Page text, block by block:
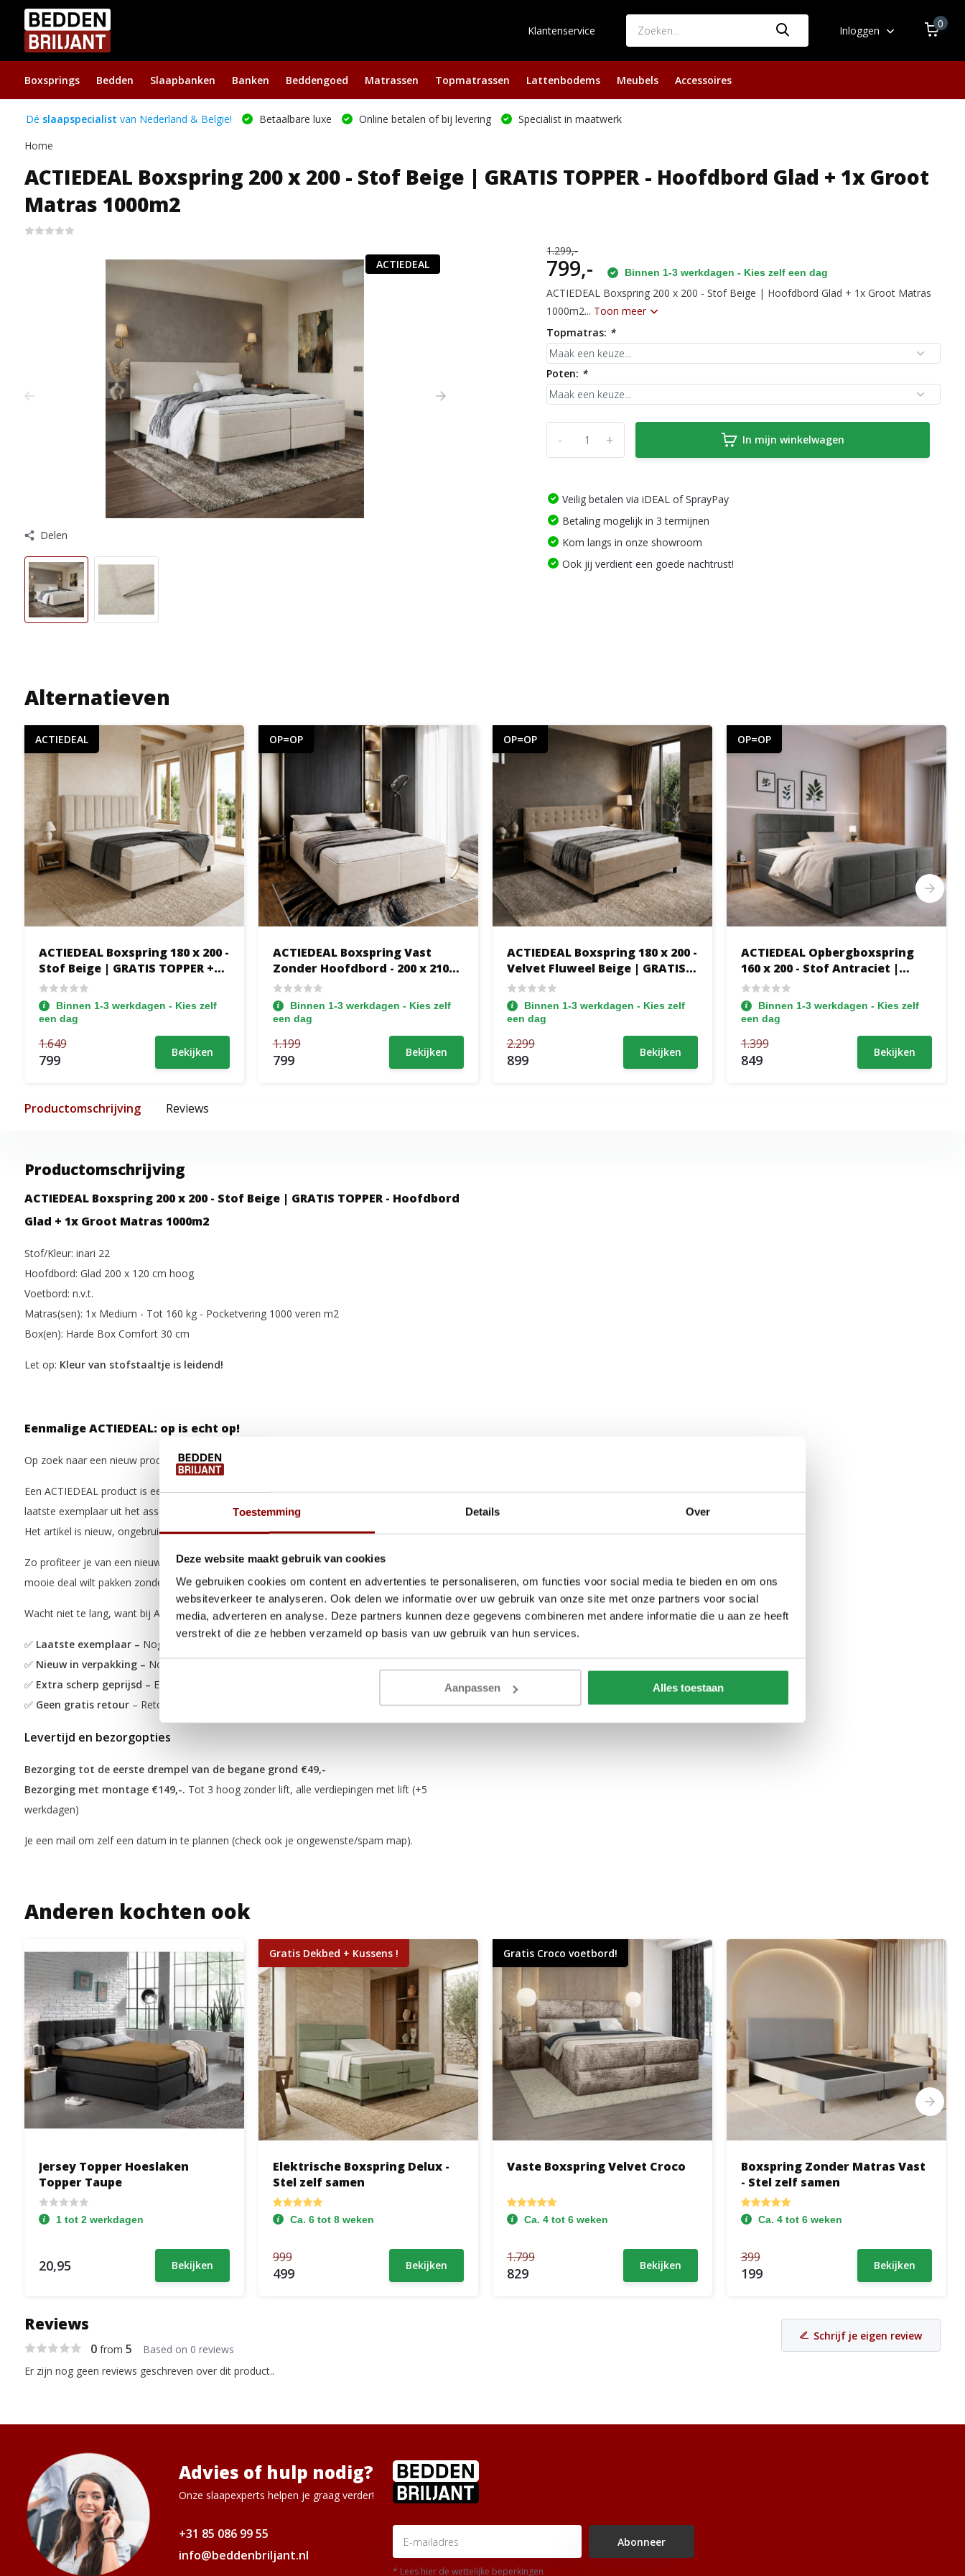
Toestemming Details Over
Deze website maakt gebruik van cookies
We gebruiken cookies om content en advertenties te personaliseren, om functies voor social media te bieden en om ons
websiteverkeer te analyseren. Ook delen we informatie over uw gebruik van onze site met onze partners voor social
media, adverteren en analyse. Deze partners kunnen deze gegevens combineren met andere informatie die u aan ze heeft
verstrekt of die ze hebben verzameld op basis van uw gebruik van hun services.
Aanpassen Alles toestaan
Klantenservice Inloggen
0
Boxsprings Bedden Slaapbanken Banken Beddengoed Matrassen Topmatrassen Lattenbodems Meubels Accessoires
Dé slaapspecialist van Nederland & België! Betaalbare luxe Online betalen of bij levering
Specialist in maatwerk
Home
ACTIEDEAL Boxspring 200 x 200 - Stof Beige | GRATIS TOPPER - Hoofdbord Glad + 1x Groot
Matras 1000m2
ACTIEDEAL
Delen
1.299,-
799,- Binnen 1-3 werkdagen - Kies zelf een dag
ACTIEDEAL Boxspring 200 x 200 - Stof Beige | Hoofdbord Glad + 1x Groot Matras
1000m2... Toon meer
Topmatras: *
Poten: *
+
- In mijn winkelwagen
Veilig betalen via iDEAL of SprayPay
Betaling mogelijk in 3 termijnen
Kom langs in onze showroom
Ook jij verdient een goede nachtrust!
Alternatieven
ACTIEDEAL
ACTIEDEAL Boxspring 180 x 200 -
Stof Beige | GRATIS TOPPER +
Hoofdbord 9-Baans Verticaal +
Medium Pocket Matrassen tot
120 kg
Binnen 1-3 werkdagen - Kies zelf
een dag
1.649
799 Bekijken
OP=OP
ACTIEDEAL Boxspring Vast
Zonder Hoofdbord - 200 x 210
Ecru | 30 cm Boxen - Incl 500 m2
Pocketvering matrassen
Binnen 1-3 werkdagen - Kies zelf
een dag
1.199
799 Bekijken
OP=OP
ACTIEDEAL Boxspring 180 x 200 -
Velvet Fluweel Beige | GRATIS
TOPPER - Hoofdbord Knopen +
1x Groot Matras Stevig
Binnen 1-3 werkdagen - Kies zelf
een dag
2.299
899 Bekijken
OP=OP
ACTIEDEAL Opbergboxspring
160 x 200 - Stof Antraciet |
GRATIS TOPPER - Hoofdbord +
Voetbord Levi - Incl.
Pocketvering
Binnen 1-3 werkdagen - Kies zelf
een dag
1.399
849 Bekijken
Productomschrijving Reviews
Productomschrijving
ACTIEDEAL Boxspring 200 x 200 - Stof Beige | GRATIS TOPPER - Hoofdbord
Glad + 1x Groot Matras 1000m2
Stof/Kleur: inari 22
Hoofdbord: Glad 200 x 120 cm hoog
Voetbord: n.v.t.
Matras(sen): 1x Medium - Tot 160 kg - Pocketvering 1000 veren m2
Box(en): Harde Box Comfort 30 cm
Let op: Kleur van stofstaaltje is leidend!
Eenmalige ACTIEDEAL: op is echt op!
Op zoek naar een nieuw product voor een extra scherpe prijs?
Een ACTIEDEAL product is een artikel waarvan nog slechts een op voorraad zijn. Denk aan een
laatste exemplaar uit het assortiment of een product dat wel is besteld, maar nooit is afgehaald.
Het artikel is nieuw, ongebruikt en zit nog in de originele verpakking.
Zo profiteer je van een nieuw product met extra korting. Ideaal als je snel wilt schakelen en een
mooie deal wilt pakken zonder in te leveren op kwaliteit.
Wacht niet te lang, want bij ACTIEDEAL producten geldt: op is echt op.
✅ Laatste exemplaar – Nog maar een of enkele stuks beschikbaar en niet na te bestellen
✅ Nieuw in verpakking – Nooit gebruikt en direct leverbaar
✅ Extra scherp geprijsd – Een nieuw product voor een lagere prijs
✅ Geen gratis retour– Retour mogelijk voor €99,-
Levertijd en bezorgopties
Bezorging tot de eerste drempel van de begane grond €49,-
Bezorging met montage €149,-. Tot 3 hoog zonder lift, alle verdiepingen met lift (+5
werkdagen)
Je een mail om zelf een datum in te plannen (check ook je ongewenste/spam map).
Anderen kochten ook
Jersey Topper Hoeslaken
Topper Taupe
1 tot 2 werkdagen
20,95 Bekijken
Gratis Dekbed + Kussens !
Elektrische Boxspring Delux -
Stel zelf samen
Ca. 6 tot 8 weken
999
499 Bekijken
Gratis Croco voetbord!
Vaste Boxspring Velvet Croco
Ca. 4 tot 6 weken
1.799
829 Bekijken
Boxspring Zonder Matras Vast
- Stel zelf samen
Ca. 4 tot 6 weken
399
199 Bekijken
Reviews
0from 5 Based on 0 reviews
Schrijf je eigen review
Er zijn nog geen reviews geschreven over dit product..
Advies of hulp nodig?
Onze slaapexperts helpen je graag verder!
+31 85 086 99 55
info@beddenbriljant.nl
Abonneer
* Lees hier de wettelijke beperkingen